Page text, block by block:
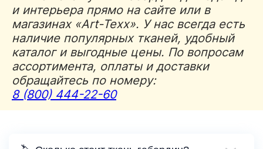
и интерьера прямо на сайте или в
магазинах «Art-Texx». У нас всегда есть
наличие популярных тканей, удобный
каталог и выгодные цены. По вопросам
ассортимента, оплаты и доставки
обращайтесь по номеру:
8 (800) 444-22-60